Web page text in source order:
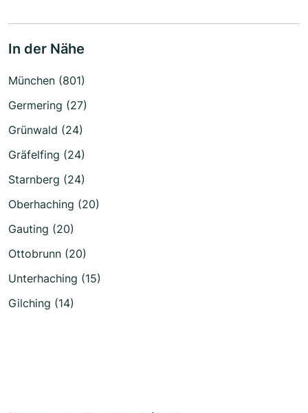
In der Nähe
München (801)
Germering (27)
Grünwald (24)
Gräfelfing (24)
Starnberg (24)
Oberhaching (20)
Gauting (20)
Ottobrunn (20)
Unterhaching (15)
Gilching (14)